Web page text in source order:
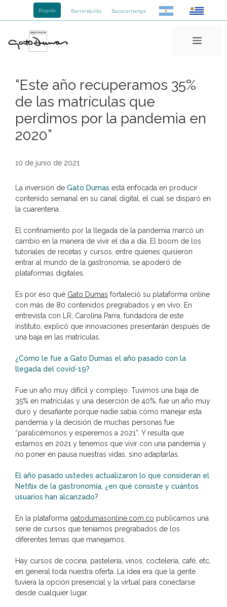
Bogotá Barranquilla Bucaramanga
Menú
“Este año recuperamos 35%
de las matrículas que
perdimos por la pandemia en
2020”
10 de junio de 2021
La inversión de Gato Dumas está enfocada en producir
contenido semanal en su canal digital, el cual se disparó en
la cuarentena.
El confinamiento por la llegada de la pandemia marcó un
cambio en la manera de vivir el día a día. El boom de los
tutoriales de recetas y cursos, entre quienes quisieron
entrar al mundo de la gastronomía, se apoderó de
plataformas digitales.
Es por eso qué Gato Dumas fortaleció su plataforma online
con más de 80 contenidos pregrabados y en vivo. En
entrevista con LR, Carolina Parra, fundadora de este
instituto, explicó que innovaciones presentarán después de
una baja en las matrículas.
¿Cómo le fue a Gato Dumas el año pasado con la
llegada del covid-19?
Fue un año muy difícil y complejo. Tuvimos una baja de
35% en matrículas y una deserción de 40%, fue un año muy
duro y desafiante porque nadie sabía cómo manejar esta
pandemia y la decisión de muchas personas fue
“paralicémonos y esperemos a 2021”. Y resulta que
estamos en 2021 y tenemos que vivir con una pandemia y
no poner en pausa nuestras vidas, sino adaptarlas.
El año pasado ustedes actualizaron lo que consideran el
Netflix de la gastronomía, ¿en qué consiste y cuántos
usuarios han alcanzado?
En la plataforma gatodumasonline.com.co publicamos una
serie de cursos que teníamos pregrabados de los
diferentes temas que manejamos.
Hay cursos de cocina, pastelería, vinos, coctelería, café, etc,
en general toda nuestra oferta. La idea era que la gente
tuviera la opción presencial y la virtual para conectarse
desde cualquier lugar.